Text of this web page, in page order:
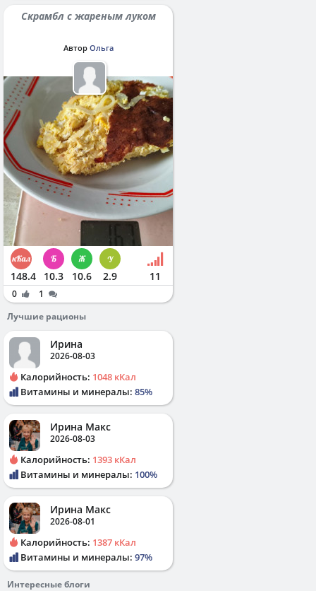
Скрамбл с жареным луком
Автор Ольга
148.4 10.3 10.6 2.9 11
0
1
Лучшие рационы
Ирина
2026-08-03
Калорийность: 1048 кКал
Витамины и минералы: 85%
Ирина Макс
2026-08-03
Калорийность: 1393 кКал
Витамины и минералы: 100%
Ирина Макс
2026-08-01
Калорийность: 1387 кКал
Витамины и минералы: 97%
Интересные блоги